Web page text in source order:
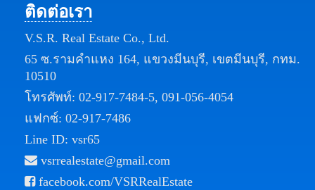
ติดต่อเรา
V.S.R. Real Estate Co., Ltd.
65 ซ.รามคำแหง 164, แขวงมีนบุรี, เขตมีนบุรี, กทม.
10510
โทรศัพท์: 02-917-7484-5, 091-056-4054
แฟกซ์: 02-917-7486
Line ID: vsr65
vsrrealestate@gmail.com
facebook.com/VSRRealEstate